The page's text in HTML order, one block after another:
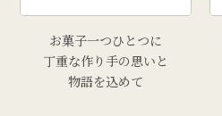
お菓子一つひとつに
丁重な作り手の思いと
物語を込めて